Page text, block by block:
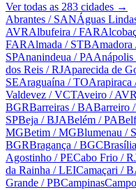
Ver todas as 283 cidades →
Abrantes / SANÁguas
AVRAlbufeira / FAR
FARAlmada / STBAmadora
SPAnanindeua / PAAnápolis
dos Reis / RJAparecida de
SEAraguaína / TOArapiraca
Valdevez / VCTAveiro / AVR
BGRBarreiras / BABarreiro
SPBeja / BJABelém / PA
MGBetim / MGBlumenau /
BGRBragança / BGCBrasília
Agostinho / PECabo Frio /
da Rainha / LEICamaçari /
Grande / PBCampinas